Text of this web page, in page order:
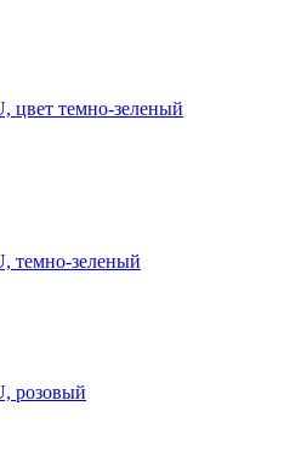
цвет темно-зеленый
темно-зеленый
розовый